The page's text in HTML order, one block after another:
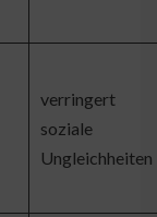
verringert
soziale
Ungleichheiten